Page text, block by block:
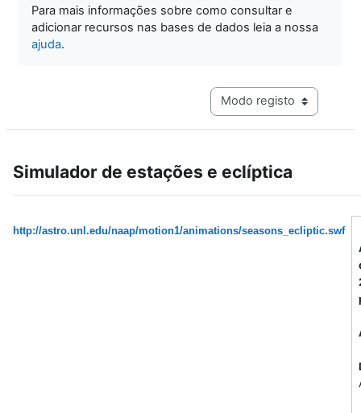
Para mais informações sobre como consultar e
adicionar recursos nas bases de dados leia a nossa
ajuda.
Navegação terciária do
Simulador de estações e eclíptica
http://astro.unl.edu/naap/motion1/animations/seasons_ecliptic.swf